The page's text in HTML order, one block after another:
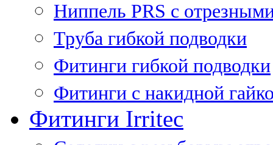
Ниппель PRS с
Труба гибкой подводки
Фитинги гибкой подводки
Фитинги с накидной
Фитинги Irritec